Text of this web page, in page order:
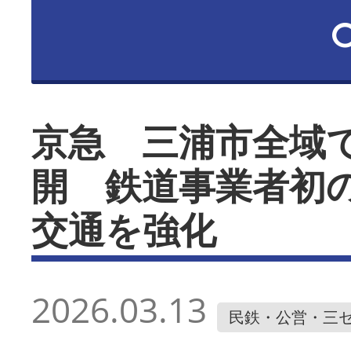
京急 三浦市全域
開 鉄道事業者初
交通を強化
2026.03.13 民鉄・公営・三